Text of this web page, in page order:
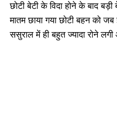
छोटी बेटी के विदा होने के बाद
मातम छाया गया छोटी बहन को जब
ससुराल में ही बहुत ज्यादा रोने